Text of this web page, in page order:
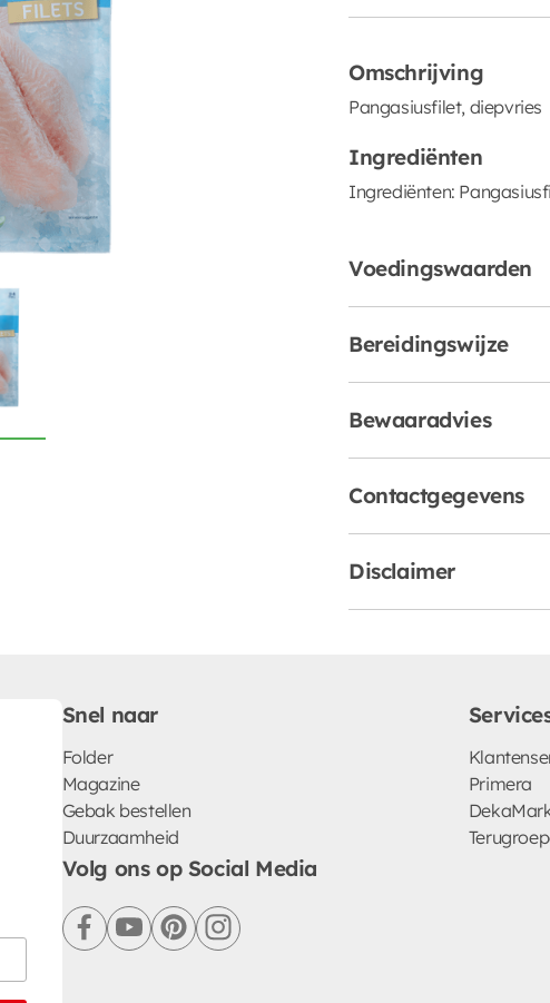
Omschrijving
Pangasiusfilet, diepvries
Ingrediënten
Ingrediënten:
Voedingswaarden
Bereidingswijze
Bewaaradvies
Contactgegevens
Disclaimer
Snel naar
Folder
Magazine
Gebak bestellen
Duurzaamheid
Primera
Volg ons op Social Media
facebookyoutubepinterestinstagram